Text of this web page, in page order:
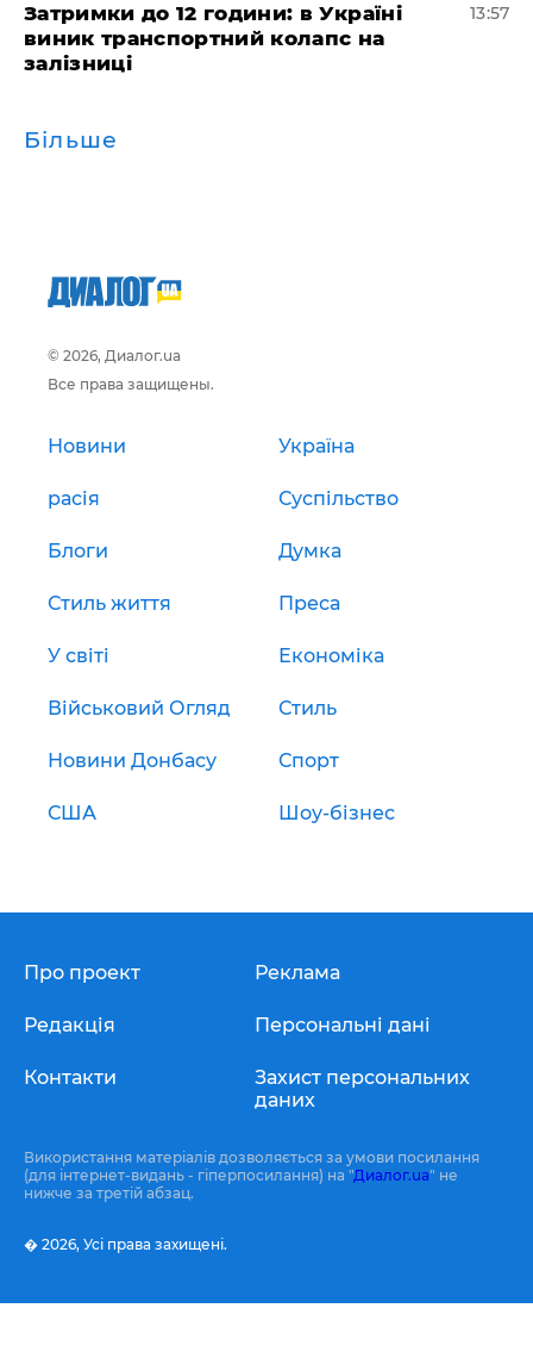
Затримки до 12 години: в Україні
виник транспортний колапс на
залізниці
13:57
Більше
© 2026, Диалог.ua
Все права защищены.
Новини Україна
расія Суспільство
Блоги Думка
Стиль життя Преса
У світі Економіка
Військовий Огляд Стиль
Новини Донбасу Спорт
США Шоу-бізнес
Про проект
Редакція
Контакти
Реклама
Персональні дані
Захист персональних
даних
Використання матеріалів дозволяється за умови посилання
(для інтернет-видань - гіперпосилання) на "Диалог.ua" не
нижче за третій абзац.
� 2026, Усі права захищені.